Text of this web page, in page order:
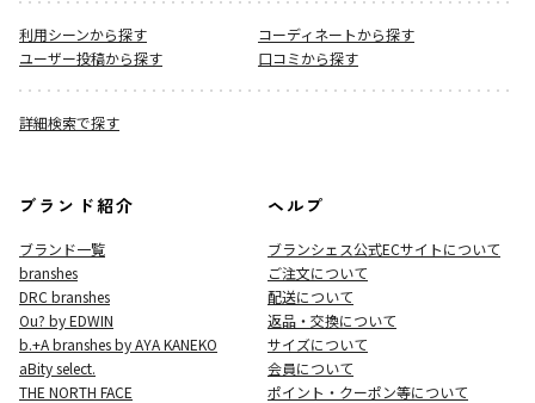
利用シーンから探す
コーディネートから探す
ユーザー投稿から探す
口コミから探す
詳細検索で探す
ブランド紹介
ブランド一覧
branshes
DRC branshes
Ou? by EDWIN
b.+A branshes by AYA KANEKO
aBity select.
THE NORTH FACE
ヘルプ
ブランシェス公式ECサイトについて
ご注文について
配送について
返品・交換について
サイズについて
会員について
ポイント・クーポン等について